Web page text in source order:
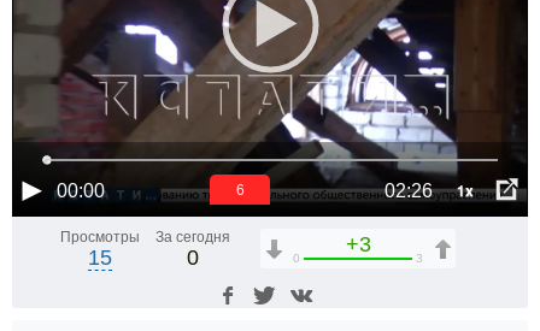
00:00 02:26 1x
6
Просмотры
15
За сегодня
0
+3
0 3